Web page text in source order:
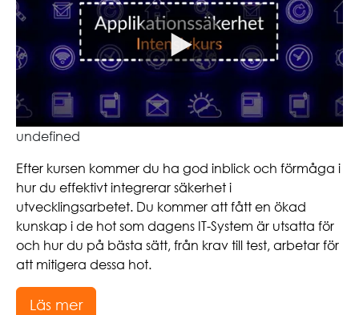
undefined
Efter kursen kommer du ha god inblick och förmåga i
hur du effektivt integrerar säkerhet i
utvecklingsarbetet. Du kommer att fått en ökad
kunskap i de hot som dagens IT-System är utsatta för
och hur du på bästa sätt, från krav till test, arbetar för
att mitigera dessa hot.
Läs mer